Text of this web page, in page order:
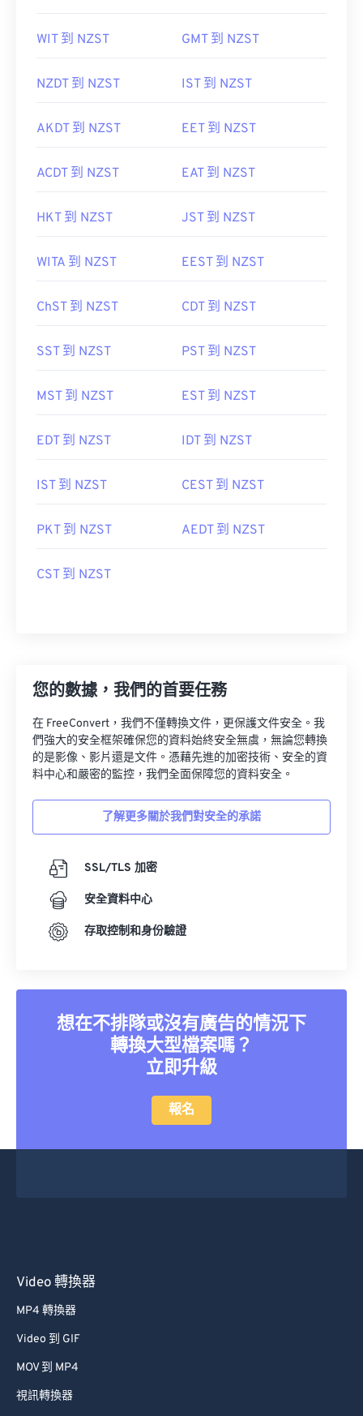
WIT 到 NZST GMT 到 NZST
NZDT 到 NZST IST 到 NZST
AKDT 到 NZST EET 到 NZST
ACDT 到 NZST EAT 到 NZST
HKT 到 NZST JST 到 NZST
WITA 到 NZST EEST 到 NZST
ChST 到 NZST CDT 到 NZST
SST 到 NZST PST 到 NZST
MST 到 NZST EST 到 NZST
EDT 到 NZST IDT 到 NZST
IST 到 NZST CEST 到 NZST
PKT 到 NZST AEDT 到 NZST
CST 到 NZST
您的數據，我們的首要任務
在 FreeConvert，我們不僅轉換文件，更保護文件安全。我
們強大的安全框架確保您的資料始終安全無虞，無論您轉換
的是影像、影片還是文件。憑藉先進的加密技術、安全的資
料中心和嚴密的監控，我們全面保障您的資料安全。
了解更多關於我們對安全的承諾
SSL/TLS 加密
安全資料中心
存取控制和身份驗證
想在不排隊或沒有廣告的情況下
轉換大型檔案嗎？
立即升級
報名
Video 轉換器
MP4 轉換器
Video 到 GIF
MOV 到 MP4
視訊轉換器